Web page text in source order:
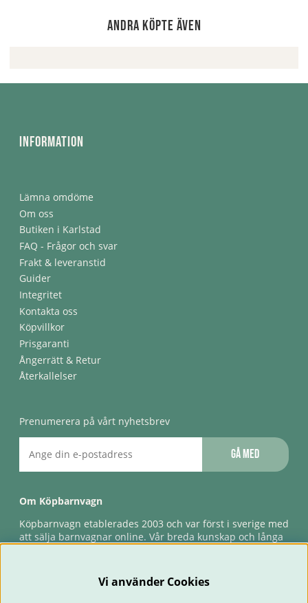
Andra köpte även
Information
Lämna omdöme
Om oss
Butiken i Karlstad
FAQ - Frågor och svar
Frakt & leveranstid
Guider
Integritet
Kontakta oss
Köpvillkor
Prisgaranti
Ångerrätt & Retur
Återkallelser
Prenumerera på vårt nyhetsbrev
Gå med
Om Köpbarnvagn
Köpbarnvagn etablerades 2003 och var först i sverige med
att sälja barnvagnar online. Vår breda kunskap och långa
förlossningsgaranti & förlängd ångerrätt.
Vi använder Cookies